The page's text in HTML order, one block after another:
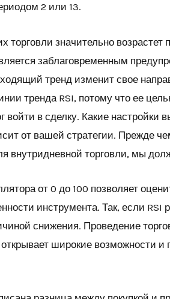
2 или 13.
значительно возрастет
заблаговременным
тренд изменит свое
тренда RSI, потому что ее
в сделку. Какие настройки
от вашей стратегии. Прежде
внутридневной торговли, мы
от 0 до 100 позволяет
инструмента. Так, если RSI
снижения. Проведение
широкие возможности и